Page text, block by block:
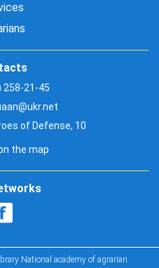
258-21-45
of Defense, 10
the map
National academy of agrarian